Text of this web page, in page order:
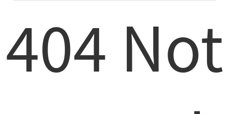
404 Not